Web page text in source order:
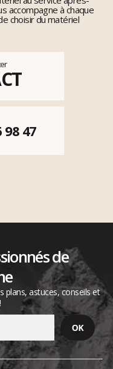
accompagne à chaque
choisir du matériel
98 47
de
plans, astuces, conseils et